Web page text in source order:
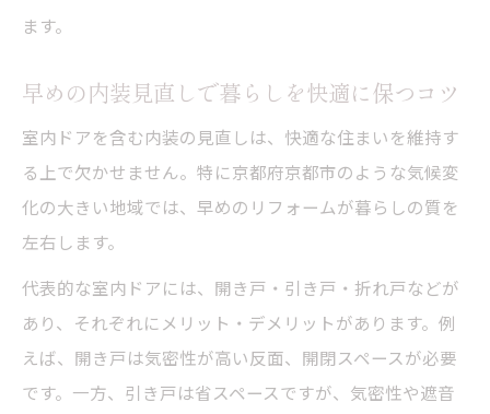
ます。
早めの内装見直しで暮らしを快適に保つコツ
室内ドアを含む内装の見直しは、快適な住まいを維持す
る上で欠かせません。特に京都府京都市のような気候変
化の大きい地域では、早めのリフォームが暮らしの質を
左右します。
代表的な室内ドアには、開き戸・引き戸・折れ戸などが
あり、それぞれにメリット・デメリットがあります。例
えば、開き戸は気密性が高い反面、開閉スペースが必要
です。一方、引き戸は省スペースですが、気密性や遮音